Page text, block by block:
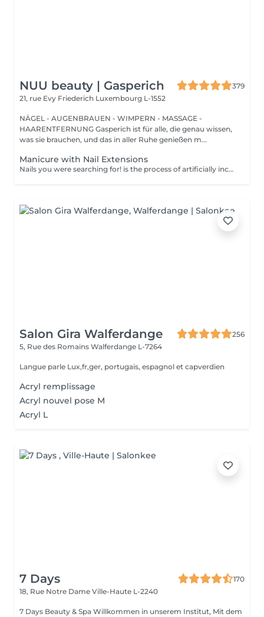
NUU beauty | Gasperich
379
21, rue Evy Friederich Luxembourg L-1552
NÄGEL - AUGENBRAUEN - WIMPERN - MASSAGE -
HAARENTFERNUNG Gasperich ist für alle, die genau wissen,
was sie brauchen, und das in aller Ruhe genießen m...
Manicure with Nail Extensions
Nails you were searching for! is the process of artificially increasing the length of the nail using polygel material in order to correct the defects of the natural nail delamination and weakness of the nail plate. Our masters do edged, hardware, or combined manicure. How is polygel extension done? - removal of old semi-permanent (if needed) - rough skin is removed - the shape of the nail plate is corrected - the cuticle and side ridges are corrected - polygel is applied - semi-permanent nail polish is applied - cuticle oil and hand cream are applied Age restrictions: recommended to do from 16 years. Post procedure recommendations: there are no post recommendations for this procedure. Frequency: once in 3 weeks.
Salon Gira Walferdange
256
5, Rue des Romains Walferdange L-7264
Langue parle Lux,fr,ger, portugais, espagnol et capverdien
Acryl remplissage
Acryl nouvel pose M
Acryl L
7 Days
170
18, Rue Notre Dame Ville-Haute L-2240
7 Days Beauty & Spa Willkommen in unserem Institut, Mit dem